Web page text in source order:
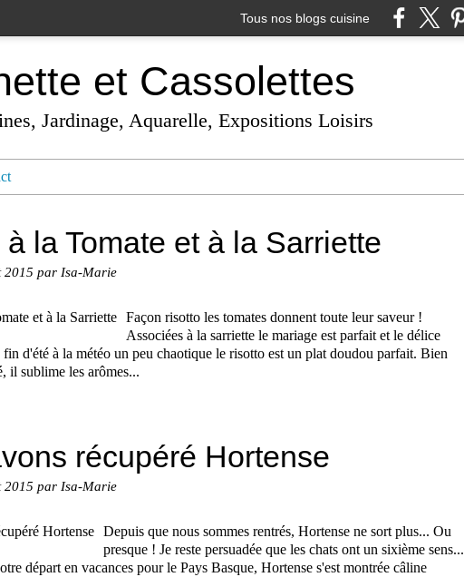
Tous nos blogs cuisine
et Cassolettes
Jardinage, Aquarelle, Expositions Loisirs
la Tomate et à la Sarriette
2015 par Isa-Marie
Façon risotto les tomates donnent toute leur saveur !
Associées à la sarriette le mariage est parfait et le délice
fin d'été à la météo un peu chaotique le risotto est un plat doudou parfait. Bien
il sublime les arômes...
récupéré Hortense
2015 par Isa-Marie
Depuis que nous sommes rentrés, Hortense ne sort plus... Ou
presque ! Je reste persuadée que les chats ont un sixième sens...
départ en vacances pour le Pays Basque, Hortense s'est montrée câline